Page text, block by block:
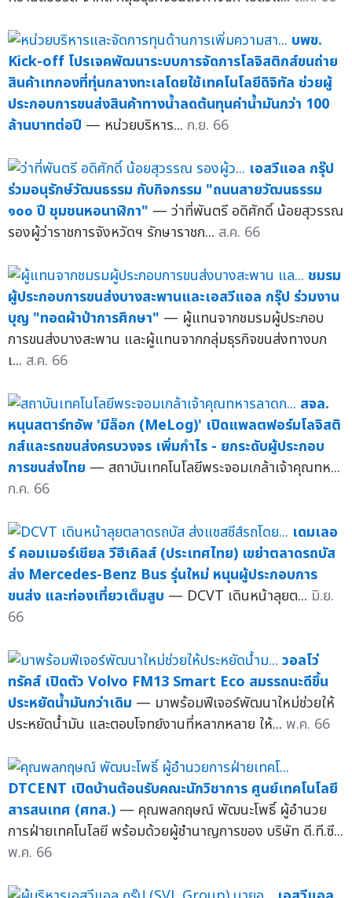
บพข.
Kick-off โปรเจคพัฒนาระบบการจัดการโลจิสติกส์ขนถ่าย
สินค้าเทกองที่ทุ่นกลางทะเลโดยใช้เทคโนโลยีดิจิทัล ช่วยผู้
ประกอบการขนส่งสินค้าทางน้ำลดต้นทุนค่าน้ำมันกว่า 100
ล้านบาทต่อปี — หน่วยบริหาร... ก.ย. 66
เอสวีแอล กรุ๊ป
ร่วมอนุรักษ์วัฒนธรรม กับกิจกรรม "ถนนสายวัฒนธรรม
๑๐๐ ปี ชุมชนหอนาฬิกา" — ว่าที่พันตรี อดิศักดิ์ น้อยสุวรรณ
รองผู้ว่าราชการจังหวัดฯ รักษาราชก... ส.ค. 66
ชมรม
ผู้ประกอบการขนส่งบางสะพานและเอสวีแอล กรุ๊ป ร่วมงาน
บุญ "ทอดผ้าป่าการศึกษา" — ผู้แทนจากชมรมผู้ประกอบ
การขนส่งบางสะพาน และผู้แทนจากกลุ่มธุรกิจขนส่งทางบก
เ... ส.ค. 66
สจล.
หนุนสตาร์ทอัพ 'มีล็อก (MeLog)' เปิดแพลตฟอร์มโลจิสติ
กส์และรถขนส่งครบวงจร เพิ่มกำไร - ยกระดับผู้ประกอบ
การขนส่งไทย — สถาบันเทคโนโลยีพระจอมเกล้าเจ้าคุณทห...
ก.ค. 66
เดมเลอ
ร์ คอมเมอร์เชียล วีฮีเคิลส์ (ประเทศไทย) เขย่าตลาดรถบัส
ส่ง Mercedes-Benz Bus รุ่นใหม่ หนุนผู้ประกอบการ
ขนส่ง และท่องเที่ยวเต็มสูบ — DCVT เดินหน้าลุยต... มิ.ย.
66
วอลโว่
ทรัคส์ เปิดตัว Volvo FM13 Smart Eco สมรรถนะดีขึ้น
ประหยัดน้ำมันกว่าเดิม — มาพร้อมฟีเจอร์พัฒนาใหม่ช่วยให้
ประหยัดน้ำมัน และตอบโจทย์งานที่หลากหลาย ให้... พ.ค. 66
DTCENT เปิดบ้านต้อนรับคณะนักวิชาการ ศูนย์เทคโนโลยี
สารสนเทศ (ศทส.) — คุณพลกฤษณ์ พัฒนะโพธิ์ ผู้อำนวย
การฝ่ายเทคโนโลยี พร้อมด้วยผู้ชำนาญการของ บริษัท ดี.ที.ซี...
พ.ค. 66